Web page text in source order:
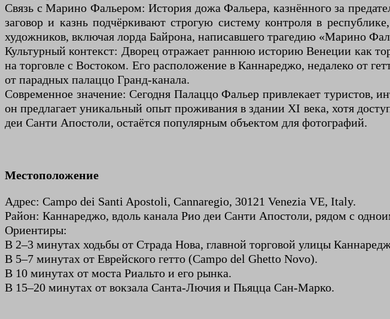
Связь с Марино Фальером: История дожа Фальера, казнённого за
заговор и казнь подчёркивают строгую систему контроля в
художников, включая лорда Байрона, написавшего трагедию «Марино
Культурный контекст: Дворец отражает раннюю историю Венеции как
на торговле с Востоком. Его расположение в Каннареджо, недалеко от
от парадных палаццо Гранд-канала.
Современное значение: Сегодня Палаццо Фальер привлекает туристов,
он предлагает уникальный опыт проживания в здании XI века, хотя
деи Санти Апостоли, остаётся популярным объектом для фотографий.
Местоположение
Адрес: Campo dei Santi Apostoli, Cannaregio, 30121 Venezia VE, Italy.
Район: Каннареджо, вдоль канала Рио деи Санти Апостоли, рядом с
Ориентиры:
В 2–3 минутах ходьбы от Страда Нова, главной торговой улицы
В 5–7 минутах от Еврейского гетто (Campo del Ghetto Novo).
В 10 минутах от моста Риальто и его рынка.
В 15–20 минутах от вокзала Санта-Лючия и Пьяцца Сан-Марко.